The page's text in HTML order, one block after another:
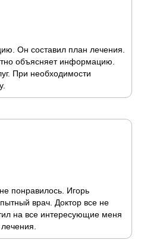
Он составил план лечения.
объясняет информацию.
При необходимости
понравилось. Игорь
врач. Доктор все не
на все интересующие меня